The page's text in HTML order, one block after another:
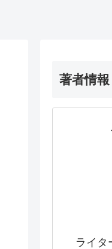
著者情報
ライタ